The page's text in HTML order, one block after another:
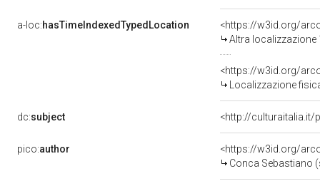
a-loc:hasTimeIndexedTypedLocation
<https://w3id.org/
Altra localizzazione
<https://w3id.org/
Localizzazione
dc:subject <http://culturaitalia.it/
pico:author
<https://w3id.org/
Conca Sebastiano